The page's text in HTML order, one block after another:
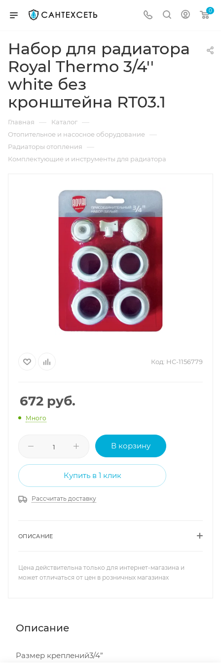
0
Набор для радиатора
Royal Thermo 3/4''
white без
кронштейна RT03.1
Главная — Каталог —
Отопительное и насосное оборудование —
Радиаторы отопления —
Комплектующие и инструменты для радиатора
Код: НС-1156779
672 руб.
Много
В корзину
Купить в 1 клик
Рассчитать доставку
ОПИСАНИЕ
Цена действительна только для интернет-магазина и
может отличаться от цен в розничных магазинах
Описание
Размер креплений3/4”